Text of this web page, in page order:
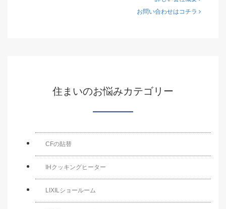
お問い合わせはコチラ
住まいのお悩みカテゴリー
CFの貼替
IHクッキングヒーター
LIXILショールーム